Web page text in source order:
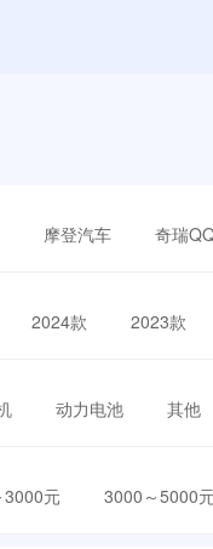
摩登汽车 奇瑞
2024款 2023款
动力电池 其他
3000元 3000～5000